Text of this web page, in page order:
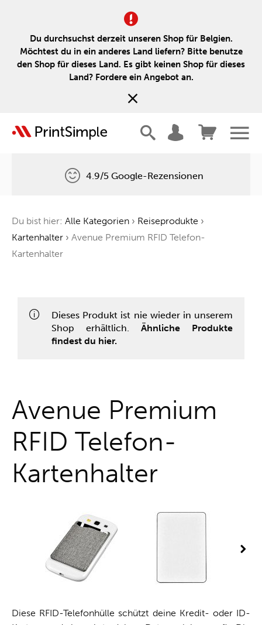
Du durchsuchst derzeit unseren Shop für Belgien.
Möchtest du in ein anderes Land liefern? Bitte benutze
den Shop für dieses Land. Es gibt keinen Shop für dieses
Land? Fordere ein Angebot an.
Ein Baum für jede Bestellung
4.9/5 Google-Rezensionen
Du bist hier: Alle Kategorien › Reiseprodukte ›
Kartenhalter › Avenue Premium RFID Telefon-
Kartenhalter
Dieses Produkt ist nie wieder in unserem
Shop erhältlich. Ähnliche Produkte
findest du hier.
Avenue Premium
RFID Telefon-
Kartenhalter
Diese RFID-Telefonhülle schützt deine Kredit- oder ID-